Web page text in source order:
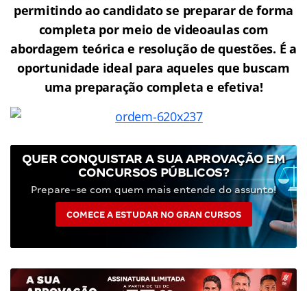
permitindo ao candidato se preparar de forma
completa por meio de videoaulas com
abordagem teórica e resolução de questões. É a
oportunidade ideal para aqueles que buscam
uma preparação completa e efetiva!
QUER CONQUISTAR A SUA APROVAÇÃO EM
CONCURSOS PÚBLICOS?
Prepare-se com quem mais entende do assunto!
COMECE A ESTUDAR NO GRAN CURSOS